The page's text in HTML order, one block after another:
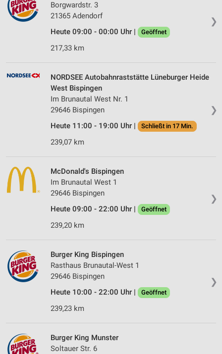
❯
Borgwardstr. 3
21365 Adendorf
Heute 09:00 - 00:00 Uhr |
Geöffnet
217,33 km
❯
NORDSEE Autobahnraststätte Lüneburger Heide
West Bispingen
Im Brunautal West Nr. 1
29646 Bispingen
Heute 11:00 - 19:00 Uhr |
Schließt in 17 Min.
239,07 km
❯
McDonald's Bispingen
Im Brunautal West 1
29646 Bispingen
Heute 09:00 - 22:00 Uhr |
Geöffnet
239,20 km
❯
Burger King Bispingen
Rasthaus Brunautal-West 1
29646 Bispingen
Heute 10:00 - 22:00 Uhr |
Geöffnet
239,23 km
Burger King Munster
Soltauer Str. 6